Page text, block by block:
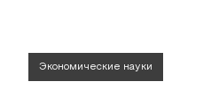
Экономические науки